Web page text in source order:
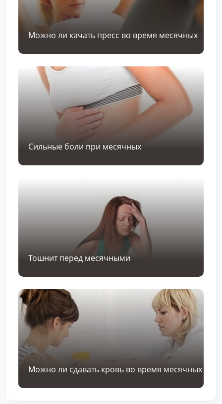
Можно ли качать пресс во время месячных
Сильные боли при месячных
Тошнит перед месячными
Можно ли сдавать кровь во время месячных